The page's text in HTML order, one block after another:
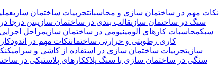
نکات مهم در ساختمان سازی و محاسباتتجربیات ساختمان سازی
سنگ در ساختمان سازیقالب بندی در ساختمان سازیبتن درجا
سبکمحاسبات کارهای آلومینیومی در ساختمان سازیمراحل
کاری رطوبتی و حرارتی ساختماننکات مهم در
سازیتجربیات ساختمان سازی در استفاده از کاشی و سرامیک
سنگی در ساختمان‌ سازی با سنگ پلاککارهای پلاستیکی در